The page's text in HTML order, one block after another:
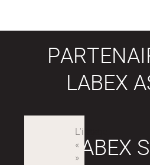
LABEX
LES LABEX